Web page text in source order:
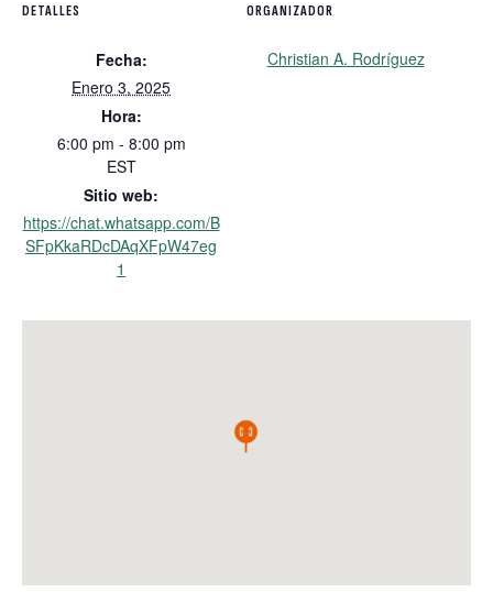
DETALLES
Fecha:
Enero 3, 2025
Hora:
6:00 pm - 8:00 pm
EST
Sitio web:
https://chat.whatsapp.com/B
SFpKkaRDcDAqXFpW47eg
1
ORGANIZADOR
Christian A. Rodríguez